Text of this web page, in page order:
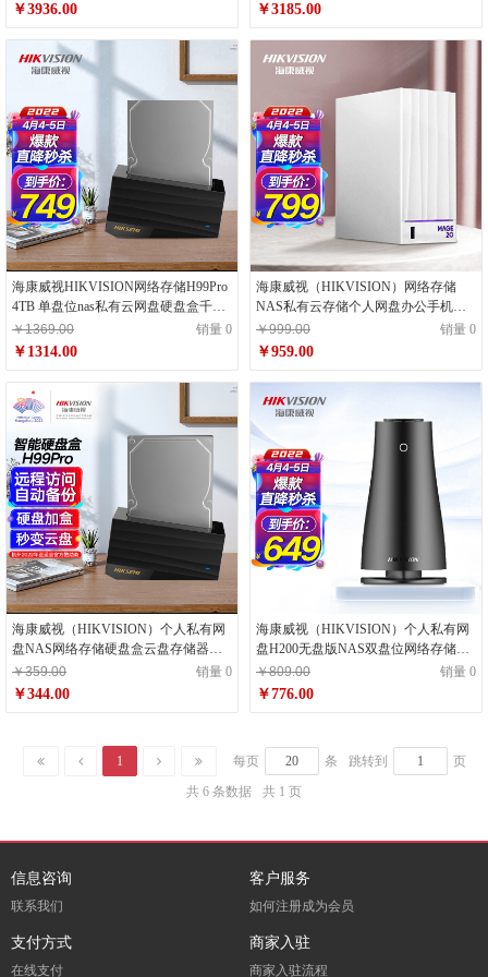
￥3936.00 ￥3185.00
海康威视HIKVISION网络存储H99Pro
4TB 单盘位nas私有云网盘硬盘盒千兆
网口远程访问多人共享自动备份
￥1369.00 销量 0
￥1314.00
海康威视（HIKVISION）网络存储
NAS私有云存储个人网盘办公手机远
程共享双盘位Mage20
￥999.00 销量 0
￥959.00
海康威视（HIKVISION）个人私有网
盘NAS网络存储硬盘盒云盘存储器服
务器远程访问 H99 PRO无盘标配
￥359.00 销量 0
￥344.00
海康威视（HIKVISION）个人私有网
盘H200无盘版NAS双盘位网络存储服
务器私有云盘远程访问自动备份
￥809.00 销量 0
￥776.00
1 每页 条 跳转到
页
共 6 条数据
共 1 页
信息咨询
联系我们
客户服务
如何注册成为会员
支付方式
在线支付
商家入驻
商家入驻流程